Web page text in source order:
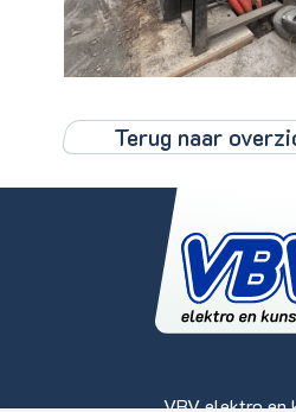
Terug naar
VBV elektro en